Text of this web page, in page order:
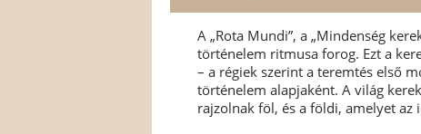
A „Rota Mundi”, a „Mindenség
történelem ritmusa forog. Ezt a
– a régiek szerint a teremtés első
történelem alapjaként. A világ
rajzolnak föl, és a földi, amelyet az